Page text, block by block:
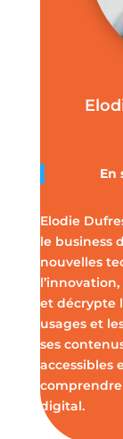
En
Elodie
le business
nouvelles
et décrypte
usages et
ses
accessibles
digital.